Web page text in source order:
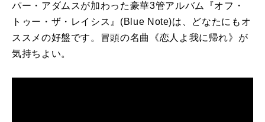
パー・アダムスが加わった豪華3管アルバム『オフ・
トゥー・ザ・レイシス』 (Blue Note)は、どなたにもオ
ススメの好盤です。冒頭の名曲《恋人よ我に帰れ》が
気持ちよい。